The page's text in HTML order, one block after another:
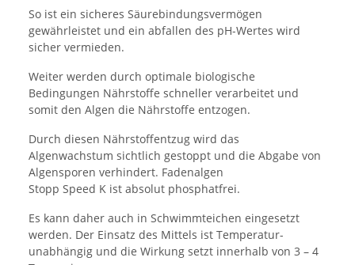
So ist ein sicheres Säurebindungsvermögen
gewährleistet und ein abfallen des pH-Wertes wird
sicher vermieden.
Weiter werden durch optimale biologische
Bedingungen Nährstoffe schneller verarbeitet und
somit den Algen die Nährstoffe entzogen.
Durch diesen Nährstoffentzug wird das
Algenwachstum sichtlich gestoppt und die Abgabe von
Algensporen verhindert. Fadenalgen
Stopp Speed K ist absolut phosphatfrei.
Es kann daher auch in Schwimmteichen eingesetzt
werden. Der Einsatz des Mittels ist Temperatur-
unabhängig und die Wirkung setzt innerhalb von 3 – 4